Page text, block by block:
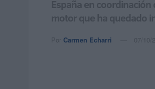
España en
motor que ha quedado
Por Carmen Echarri 07/10/